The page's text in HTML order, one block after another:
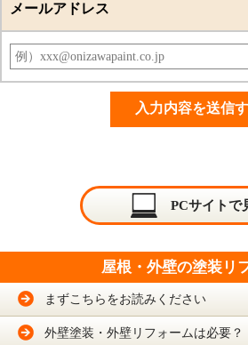
メールアドレス
PCサイトで
屋根・外壁の塗装リ
まずこちらをお読みください
外壁塗装・外壁リフォームは必要？